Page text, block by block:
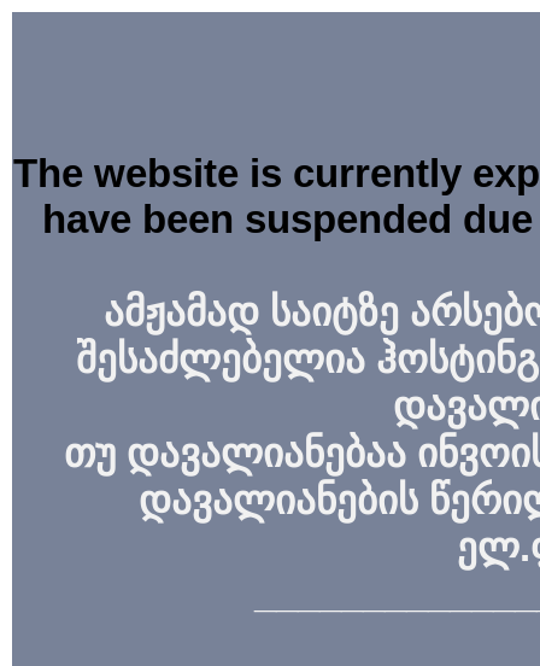
The website is currently
have been suspended
ამჟამად საიტზე
შესაძლებელია
თუ დავალიანებაა
დავალიანების